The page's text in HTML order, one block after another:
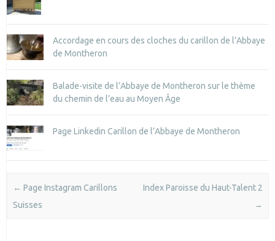
Accordage en cours des cloches du carillon de l’Abbaye
de Montheron
Balade-visite de l’Abbaye de Montheron sur le thème
du chemin de l’eau au Moyen Âge
Page Linkedin Carillon de l’Abbaye de Montheron
Post navigation
← Page Instagram Carillons
Suisses
Index Paroisse du Haut-Talent 2
→